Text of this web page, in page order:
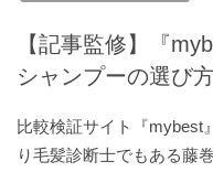
【記事監修】『
シャンプーの選び
比較検証サイト『mybest
り毛髪診断士でもある藤